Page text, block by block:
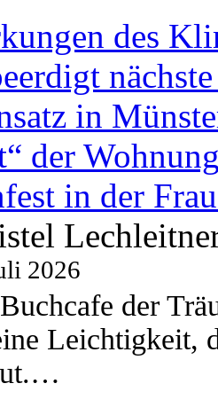
des
in
der
in der
2026
der
Leichtigkeit,